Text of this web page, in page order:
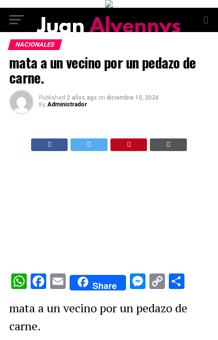
NACIONALES
mata a un vecino por un pedazo de
carne.
Published 2 años ago on diciembre 10, 2024
By Administrador
WhatsApp
Facebook
EmailShare
Copy
mata a un vecino por un pedazo de
carne.